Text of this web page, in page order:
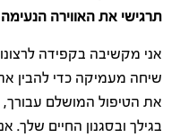
תרגישי את האווירה הנעימה
אני מקשיבה בקפידה
שיחה מעמיקה כדי להבין
את הטיפול המושלם
בגילך ובסגנון החיים